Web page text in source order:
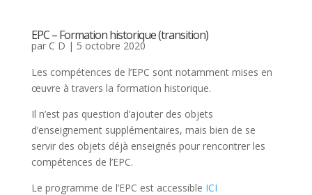
EPC – Formation historique (transition)
par C D | 5 octobre 2020
Les compétences de l’EPC sont notamment mises en
œuvre à travers la formation historique.
Il n’est pas question d’ajouter des objets
d’enseignement supplémentaires, mais bien de se
servir des objets déjà enseignés pour rencontrer les
compétences de l’EPC.
Le programme de l’EPC est accessible ICI